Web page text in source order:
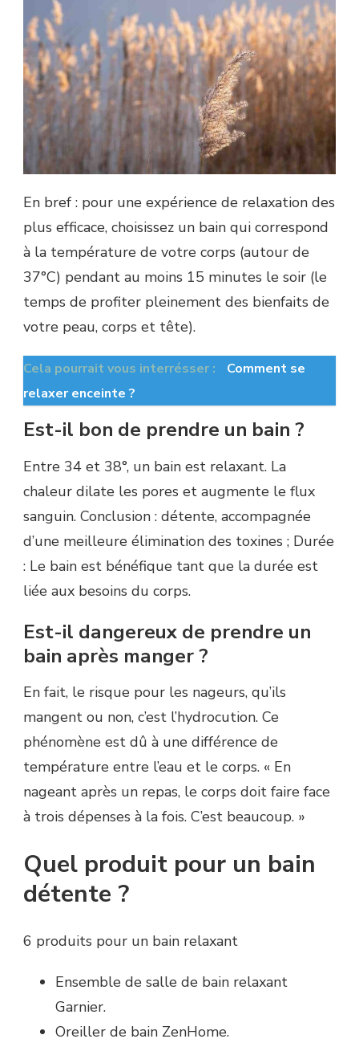
En bref : pour une expérience de relaxation des
plus efficace, choisissez un bain qui correspond
à la température de votre corps (autour de
37°C) pendant au moins 15 minutes le soir (le
temps de profiter pleinement des bienfaits de
votre peau, corps et tête).
Cela pourrait vous interrésser :
Comment se
relaxer enceinte ?
Est-il bon de prendre un bain ?
Entre 34 et 38°, un bain est relaxant. La
chaleur dilate les pores et augmente le flux
sanguin. Conclusion : détente, accompagnée
d’une meilleure élimination des toxines ; Durée
: Le bain est bénéfique tant que la durée est
liée aux besoins du corps.
Est-il dangereux de prendre un
bain après manger ?
En fait, le risque pour les nageurs, qu’ils
mangent ou non, c’est l’hydrocution. Ce
phénomène est dû à une différence de
température entre l’eau et le corps. « En
nageant après un repas, le corps doit faire face
à trois dépenses à la fois. C’est beaucoup. »
Quel produit pour un bain
détente ?
6 produits pour un bain relaxant
Ensemble de salle de bain relaxant
Garnier.
Oreiller de bain ZenHome.